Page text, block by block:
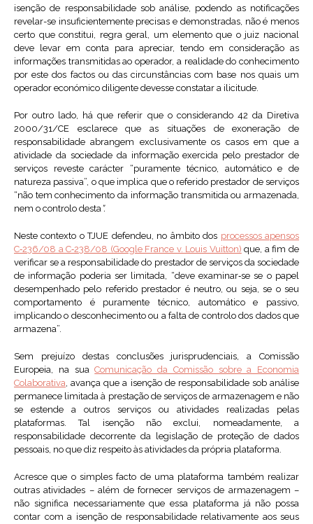
isenção de responsabilidade sob análise, podendo as notificações
revelar-se insuficientemente precisas e demonstradas, não é menos
certo que constitui, regra geral, um elemento que o juiz nacional
deve levar em conta para apreciar, tendo em consideração as
informações transmitidas ao operador, a realidade do conhecimento
por este dos factos ou das circunstâncias com base nos quais um
operador económico diligente devesse constatar a ilicitude.
Por outro lado, há que referir que o considerando 42 da Diretiva
2000/31/CE esclarece que as situações de exoneração de
responsabilidade abrangem exclusivamente os casos em que a
atividade da sociedade da informação exercida pelo prestador de
serviços reveste carácter “puramente técnico, automático e de
natureza passiva”, o que implica que o referido prestador de serviços
“não tem conhecimento da informação transmitida ou armazenada,
nem o controlo desta”.
Neste contexto o TJUE defendeu, no âmbito dos processos apensos
C‑236/08 a C‑238/08 (Google France v. Louis Vuitton) que, a fim de
verificar se a responsabilidade do prestador de serviços da sociedade
de informação poderia ser limitada, “deve examinar‑se se o papel
desempenhado pelo referido prestador é neutro, ou seja, se o seu
comportamento é puramente técnico, automático e passivo,
implicando o desconhecimento ou a falta de controlo dos dados que
armazena”.
Sem prejuízo destas conclusões jurisprudenciais, a Comissão
Europeia, na suaComunicação da Comissão sobre a Economia
Colaborativa, avança que a isenção de responsabilidade sob análise
permanece limitada à prestação de serviços de armazenagem e não
se estende a outros serviços ou atividades realizadas pelas
plataformas. Tal isenção não exclui, nomeadamente, a
responsabilidade decorrente da legislação de proteção de dados
pessoais, no que diz respeito às atividades da própria plataforma.
Acresce que o simples facto de uma plataforma também realizar
outras atividades – além de fornecer serviços de armazenagem –
não significa necessariamente que essa plataforma já não possa
contar com a isenção de responsabilidade relativamente aos seus